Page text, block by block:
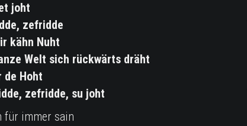
joht
zefridde
kähn Nuht
Welt sich rückwärts dräht
de Hoht
zefridde, su joht
für immer sain